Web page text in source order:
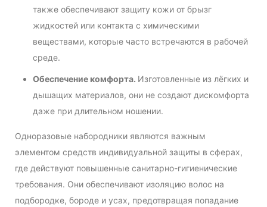
также обеспечивают защиту кожи от брызг
жидкостей или контакта с химическими
веществами, которые часто встречаются в рабочей
среде.
Обеспечение комфорта. Изготовленные из лёгких и
дышащих материалов, они не создают дискомфорта
даже при длительном ношении.
Одноразовые набородники являются важным
элементом средств индивидуальной защиты в сферах,
где действуют повышенные санитарно-гигиенические
требования. Они обеспечивают изоляцию волос на
подбородке, бороде и усах, предотвращая попадание